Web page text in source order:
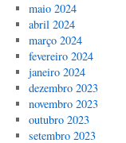
maio 2024
abril 2024
março 2024
fevereiro 2024
janeiro 2024
dezembro 2023
novembro 2023
outubro 2023
setembro 2023